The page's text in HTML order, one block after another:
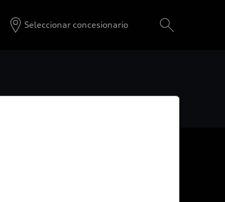
Seleccionar concesionario